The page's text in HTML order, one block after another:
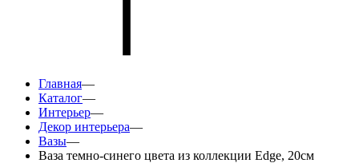
Главная—
Каталог—
Интерьер—
Декор интерьера—
Вазы—
Ваза темно-синего цвета из коллекции Edge, 20см